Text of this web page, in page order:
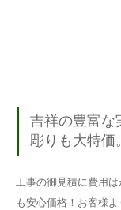
吉祥の豊富な
彫りも大特価
工事の御見積に費用
も安心価格！お客様